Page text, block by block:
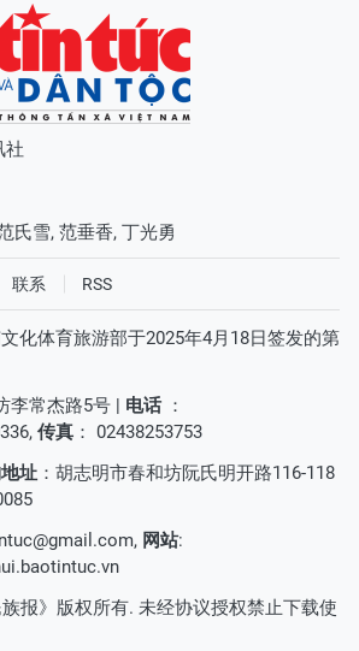
社
氏雪, 范垂香, 丁光勇
联系 RSS
化体育旅游部于2025年4月18日签发的第
李常杰路5号 | 电话 ：
传真 ： 02438253753
址 ：胡志明市春和坊阮氏明开路116-118
, 网站:
报》版权所有. 未经协议授权禁止下载使